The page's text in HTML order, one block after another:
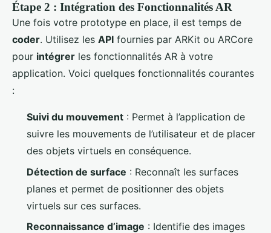
Étape 2 : Intégration des Fonctionnalités AR
Une fois votre prototype en place, il est temps de
coder. Utilisez les API fournies par ARKit ou ARCore
pour intégrer les fonctionnalités AR à votre
application. Voici quelques fonctionnalités courantes
:
Suivi du mouvement : Permet à l’application de
suivre les mouvements de l’utilisateur et de placer
des objets virtuels en conséquence.
Détection de surface : Reconnaît les surfaces
planes et permet de positionner des objets
virtuels sur ces surfaces.
Reconnaissance d’image : Identifie des images